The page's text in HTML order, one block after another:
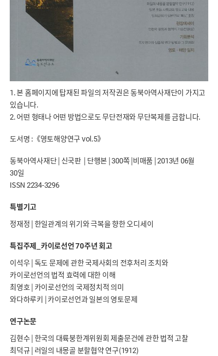
1. 본 홈페이지에 탑재된 파일의 저작권은 동북아역사재단이 가지고
있습니다.
2. 어떤 형태나 어떤 방법으로도 무단전재와 무단복제를 금합니다.
도서명 :《영토해양연구 vol.5》
동북아역사재단 | 신국판 | 단행본 | 300쪽 |비매품 | 2013년 06월
30일
ISSN 2234-3296
특별기고
정재정 | 한일관계의 위기와 극복을 향한 오디세이
특집주제_카이로선언 70주년 회고
이석우 | 독도 문제에 관한 국제사회의 전후처리 조치와
카이로선언의 법적 효력에 대한 이해
최영호 | 카이로선언의 국제정치적 의미
와다하루키 | 카이로선언과 일본의 영토문제
연구논문
김현수 | 한국의 대륙붕한계위원회 제출문건에 관한 법적 고찰
최덕규 | 러일의 내몽골 분할협약 연구(1912)